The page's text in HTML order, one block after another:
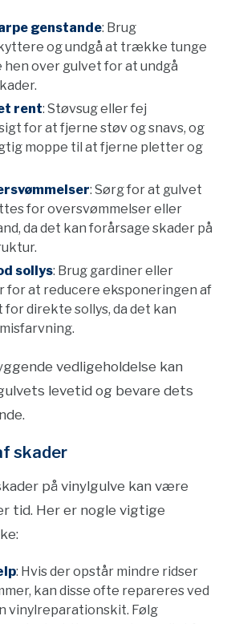
genstande: Brug
og undgå at trække tunge
hen over gulvet for at undgå
rent: Støvsug eller fej
for at fjerne støv og snavs, og
moppe til at fjerne pletter og
: Sørg for at gulvet
for oversvømmelser eller
da det kan forårsage skader på
sollys: Brug gardiner eller
for at reducere eksponeringen af
for direkte sollys, da det kan
vedligeholdelse kan
levetid og bevare dets
skader
på vinylgulve kan være
tid. Her er nogle vigtige
: Hvis der opstår mindre ridser
kan disse ofte repareres ved
vinylreparationskit. Følg